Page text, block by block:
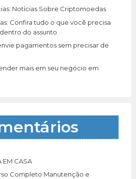
Notícias Sobre Criptomoedas
Confira tudo o que você precisa
do assunto
pagamentos sem precisar de
mais em seu negócio em
EM CASA
Completo Manutenção e